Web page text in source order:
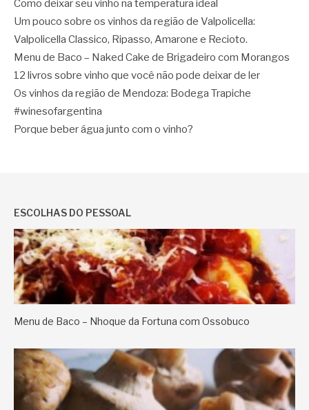
Como deixar seu vinho na temperatura ideal
Um pouco sobre os vinhos da região de Valpolicella:
Valpolicella Classico, Ripasso, Amarone e Recioto.
Menu de Baco – Naked Cake de Brigadeiro com Morangos
12 livros sobre vinho que você não pode deixar de ler
Os vinhos da região de Mendoza: Bodega Trapiche
#winesofargentina
Porque beber água junto com o vinho?
ESCOLHAS DO PESSOAL
Menu de Baco – Nhoque da Fortuna com Ossobuco